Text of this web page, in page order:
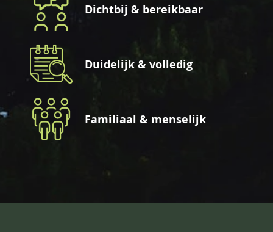
Dichtbij & bereikbaar
Duidelijk & volledig
Familiaal & menselijk